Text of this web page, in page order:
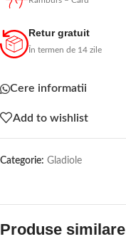
Retur gratuit
În termen de 14 zile
Cere informatii
Add to wishlist
Categorie: Gladiole
Produse similare